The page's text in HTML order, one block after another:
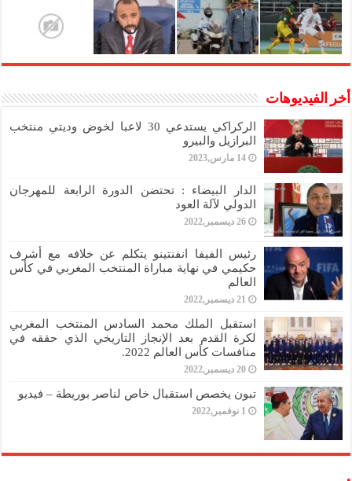
أخر الفيديوهات
الركراكي يستدعي 30 لاعبا لخوض وديتي منتخب
البرازيل والبيرو
14 مارس,2023
الدار البيضاء : تحتضن الدورة الرابعة للمهرجان
الدولي لآلة العود
26 ديسمبر,2022
رئيس الفيفا انفنتينو يتكلم عن خلافه مع أشرف
حكيمي في نهاية مباراة المنتخب المغربي في كأس
العالم
21 ديسمبر,2022
استقبل الملك محمد السادس المنتخب المغربي
لكرة القدم بعد الإنجاز التاريخي الذي حققه في
منافسات كأس العالم 2022.
20 ديسمبر,2022
تبون يخصص استقبال خاص لناصر بوريطة – فيديو
1 نوفمبر,2022